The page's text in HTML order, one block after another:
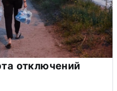
отключений